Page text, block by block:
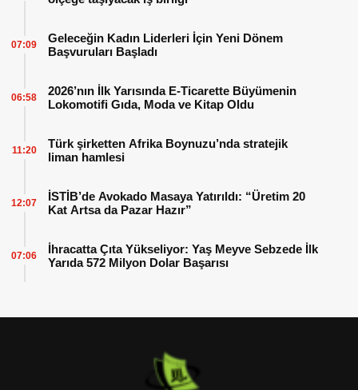
Geleceğin Kadın Liderleri İçin Yeni Dönem
Başvuruları Başladı
07:09
2026’nın İlk Yarısında E-Ticarette Büyümenin
Lokomotifi Gıda, Moda ve Kitap Oldu
06:58
Türk şirketten Afrika Boynuzu’nda stratejik
liman hamlesi
11:20
İSTİB’de Avokado Masaya Yatırıldı: “Üretim 20
Kat Artsa da Pazar Hazır”
12:07
İhracatta Çıta Yükseliyor: Yaş Meyve Sebzede İlk
Yarıda 572 Milyon Dolar Başarısı
07:06